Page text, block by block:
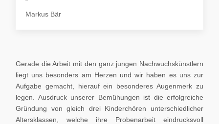
Markus Bär
Gerade die Arbeit mit den ganz jungen Nachwuchskünstlern
liegt uns besonders am Herzen und wir haben es uns zur
Aufgabe gemacht, hierauf ein besonderes Augenmerk zu
legen. Ausdruck unserer Bemühungen ist die erfolgreiche
Gründung von gleich drei Kinderchören unterschiedlicher
Altersklassen, welche ihre Probenarbeit eindrucksvoll